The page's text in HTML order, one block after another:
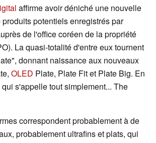
affirme avoir déniché une nouvelle
potentiels enregistrés par
de l'office coréen de la propriété
La quasi-totalité d'entre eux tournent
donnant naissance aux nouveaux
OLED Plate, Plate Fit et Plate Big. En
s'appelle tout simplement... The
correspondent probablement à de
probablement ultrafins et plats, qui